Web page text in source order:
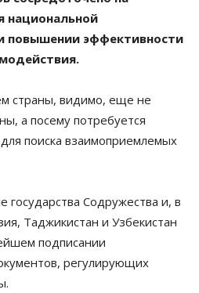
национальной
повышении эффективности
страны, видимо, еще не
а посему потребуется
поиска взаимоприемлемых
государства Содружества и, в
Таджикистан и Узбекистан
подписании
регулирующих